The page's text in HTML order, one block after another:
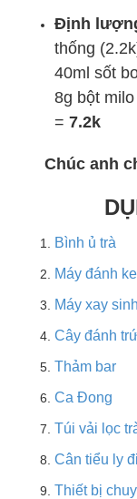
Định
thống
40ml sốt
8g bột
= 7.2k
Chúc anh
Bình ủ trà
Máy đánh
Máy xay
Cây đánh
Thảm bar
Ca Đong
Túi vải lọc
Cân tiểu ly
Thiết bị